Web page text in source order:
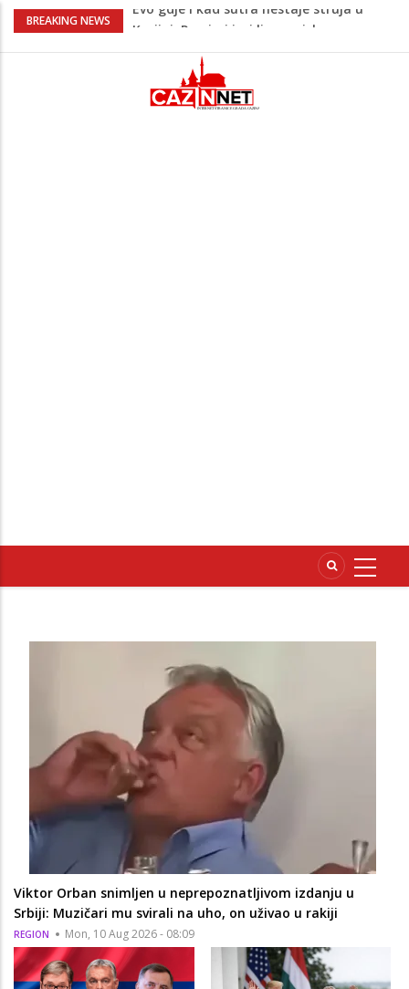
BREAKING NEWS
U Americi na Ahiret preselio Fikret
Oglasilo se Tužilaštvo nakon tragedije u
Bosanskoj Krupi: Objavljeni detalji
slučaja
Viktor Orban snimljen u neprepoznatljivom izdanju u
Srbiji: Muzičari mu svirali na uho, on uživao u rakiji
REGION Mon, 10 Aug 2026 - 08:09